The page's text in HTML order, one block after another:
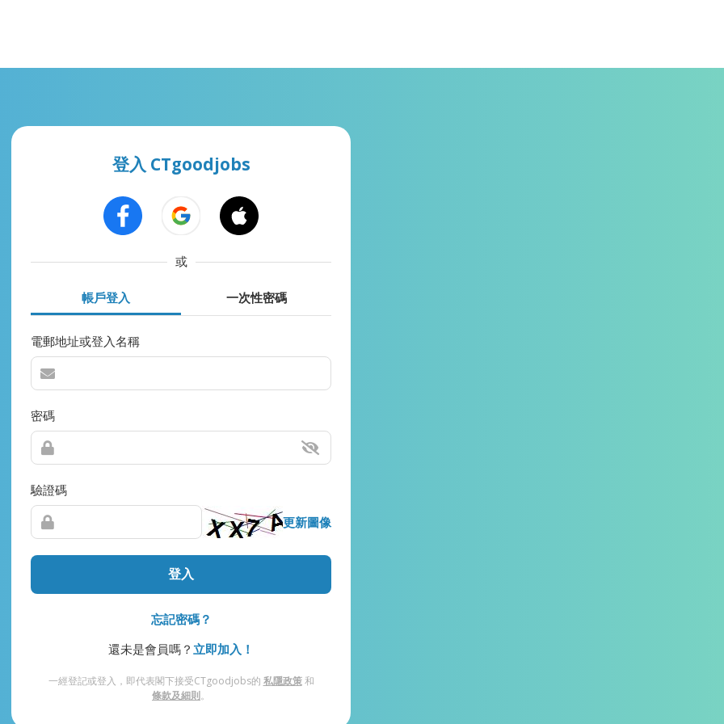
登入 CTgoodjobs
或
帳戶登入 一次性密碼
電郵地址或登入名稱
密碼
驗證碼
更新圖像
登入
忘記密碼？
還未是會員嗎？ 立即加入！
一經登記或登入，即代表閣下接受CTgoodjobs的 私隱政策和
條款及細則。